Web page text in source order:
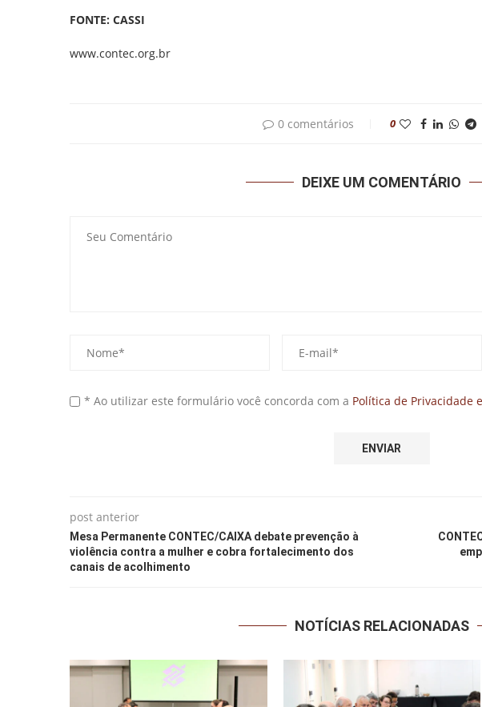
FONTE: CASSI
www.contec.org.br
0 comentários 0
DEIXE UM COMENTÁRIO
* Ao utilizar este formulário você concorda com a Política de Privacidade
post anterior
Mesa Permanente CONTEC/CAIXA debate prevenção à
violência contra a mulher e cobra fortalecimento dos
canais de acolhimento
NOTÍCIAS RELACIONADAS